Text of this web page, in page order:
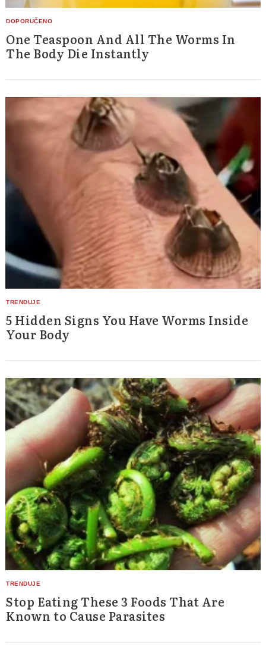
One Teaspoon And All The Worms In
The Body Die Instantly
5 Hidden Signs You Have Worms Inside
Your Body
Stop Eating These 3 Foods That Are
Known to Cause Parasites